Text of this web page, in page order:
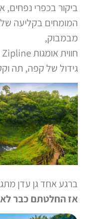
ביקור בכפרי נפחים,
המומחים בקליעה של
מבמבוק,
גידול של קפה, תה
ברגע אחד גן עדן
אז החלטתם כבר